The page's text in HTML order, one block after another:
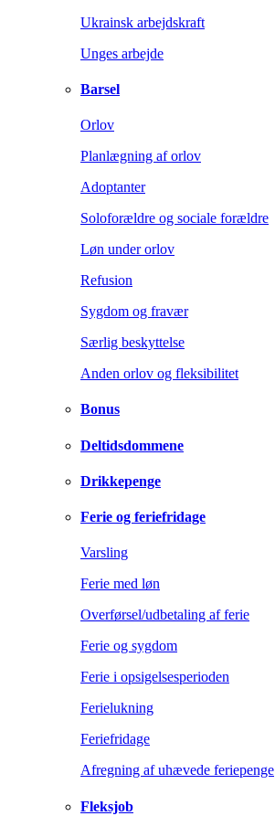
Ukrainsk arbejdskraft
Unges arbejde
Barsel
Orlov
Planlægning af orlov
Adoptanter
Soloforældre og sociale forældre
Løn under orlov
Refusion
Sygdom og fravær
Særlig beskyttelse
Anden orlov og fleksibilitet
Bonus
Deltidsdommene
Drikkepenge
Ferie og feriefridage
Varsling
Ferie med løn
Overførsel/udbetaling af ferie
Ferie og sygdom
Ferie i opsigelsesperioden
Ferielukning
Feriefridage
Afregning af uhævede feriepenge
Fleksjob